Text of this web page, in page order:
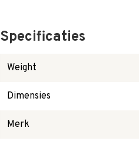
Specificaties
Weight
Dimensies
Merk